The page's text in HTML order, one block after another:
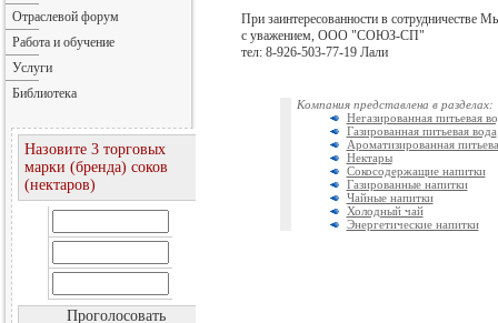
При заинтересованности в сотрудничестве
с уважением, ООО "СОЮЗ-СП"
тел: 8-926-503-77-19 Лали
Компания представлена в разделах:
Негазированная питьевая
Газированная питьевая вода
Ароматизированная
Нектары
Сокосодержащие напитки
Газированные напитки
Чайные напитки
Холодный чай
Энергетические напитки
Отраслевой форум
Работа и обучение
Услуги
Библиотека
Назовите 3 торговых
марки (бренда) соков
(нектаров)